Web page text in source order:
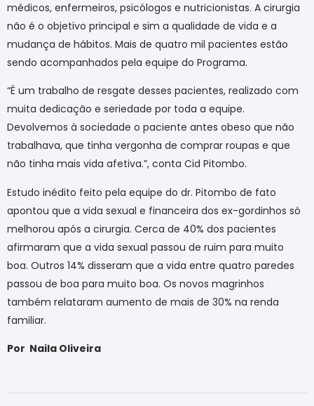
médicos, enfermeiros, psicólogos e nutricionistas. A cirurgia
não é o objetivo principal e sim a qualidade de vida e a
mudança de hábitos. Mais de quatro mil pacientes estão
sendo acompanhados pela equipe do Programa.
“É um trabalho de resgate desses pacientes, realizado com
muita dedicação e seriedade por toda a equipe.
Devolvemos à sociedade o paciente antes obeso que não
trabalhava, que tinha vergonha de comprar roupas e que
não tinha mais vida afetiva.”, conta Cid Pitombo.
Estudo inédito feito pela equipe do dr. Pitombo de fato
apontou que a vida sexual e financeira dos ex-gordinhos só
melhorou após a cirurgia. Cerca de 40% dos pacientes
afirmaram que a vida sexual passou de ruim para muito
boa. Outros 14% disseram que a vida entre quatro paredes
passou de boa para muito boa. Os novos magrinhos
também relataram aumento de mais de 30% na renda
familiar.
Por Naila Oliveira